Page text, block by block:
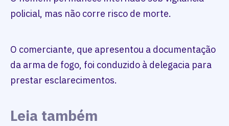
policial, mas não corre risco de morte.
O comerciante, que apresentou a documentação
da arma de fogo, foi conduzido à delegacia para
prestar esclarecimentos.
Leia também